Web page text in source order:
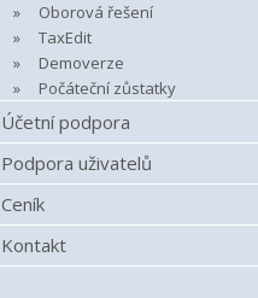
Oborová řešení
TaxEdit
Demoverze
Počáteční zůstatky
Účetní podpora
Podpora uživatelů
Ceník
Kontakt